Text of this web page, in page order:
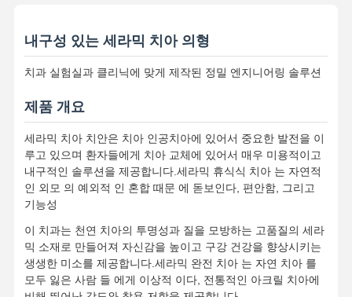
내구성 있는 세라믹 치아 의형
치과 실험실과 클리닉에 맞게 제작된 정밀 엔지니어링 솔루션
제품 개요
세라믹 치아 치안은 치아 인공치아에 있어서 중요한 발전을 이
루고 있으며 환자들에게 치아 교체에 있어서 매우 미용적이고
내구적인 솔루션을 제공합니다.세라믹 휴식식 치아 는 자연적
인 외모 의 예외적 인 혼합 때문 에 돋보인다, 편안함, 그리고
기능성
이 치과는 천연 치아의 투명성과 질을 모방하는 고품질의 세라
믹 소재로 만들어져 자신감을 높이고 구강 건강을 향상시키는
생생한 미소를 제공합니다.세라믹 완전 치아 는 자연 치아 를
모두 잃은 사람 들 에게 이상적 이다, 전통적인 아크릴 치아에